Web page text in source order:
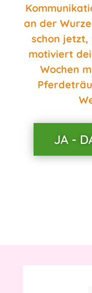
an der
schon
motiviert
Wochen
JA -